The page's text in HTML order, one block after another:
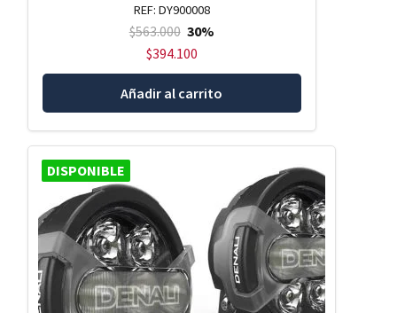
REF: DY900008
$563.000 30%
$394.100
Añadir al carrito
DISPONIBLE